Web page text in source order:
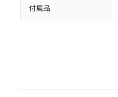
付属品